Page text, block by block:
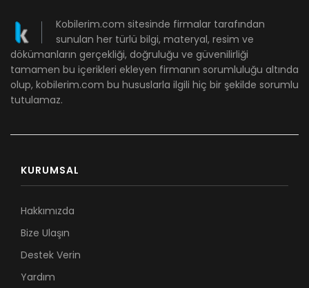
Kobilerim.com sitesinde firmalar tarafından
sunulan her türlü bilgi, materyal, resim ve
dökümanların gerçekliği, doğruluğu ve güvenilirliği
tamamen bu içerikleri ekleyen firmanın sorumluluğu altında
olup, kobilerim.com bu hususlarla ilgili hiç bir şekilde sorumlu
tutulamaz.
KURUMSAL
Hakkımızda
Bize Ulaşın
Destek Verin
Yardım